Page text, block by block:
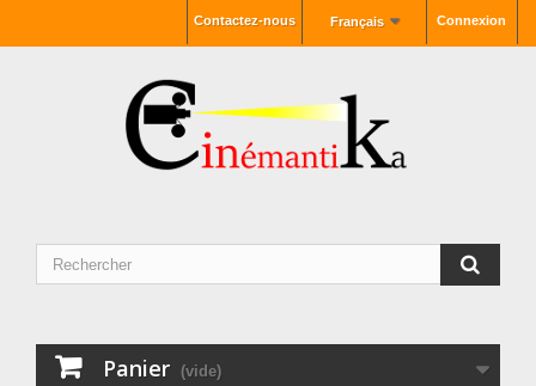
Connexion
Français
Contactez-nous
Panier (vide)